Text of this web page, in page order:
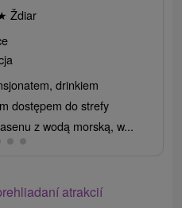
Ždiar
drinkiem
dostępem do strefy
z wodą morską, w...
atrakcií